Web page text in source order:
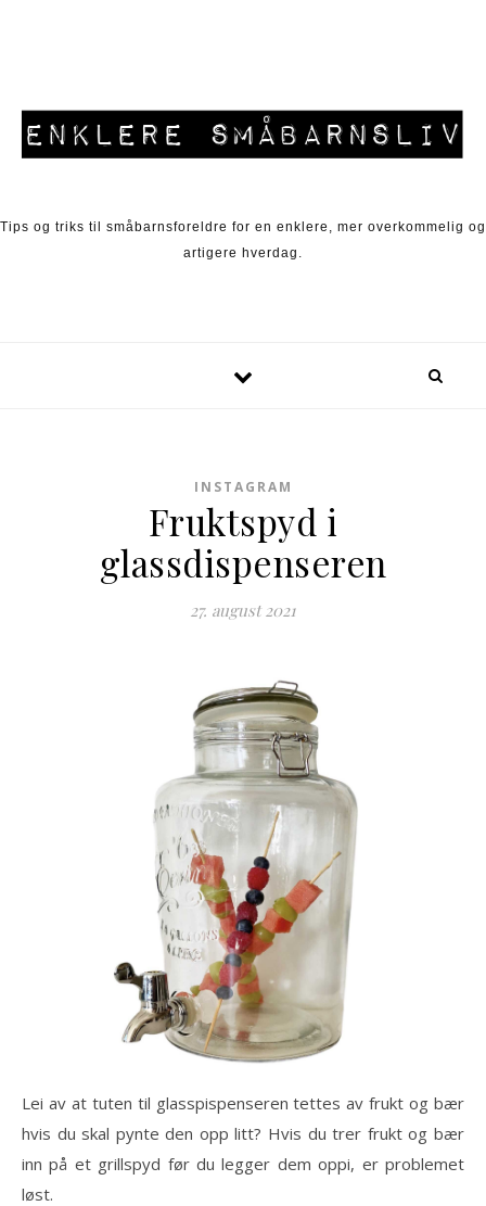
Tips og triks til småbarnsforeldre for en enklere, mer overkommelig og
artigere hverdag.
INSTAGRAM
Fruktspyd i
glassdispenseren
27. august 2021
Lei av at tuten til glasspispenseren tettes av frukt og bær
hvis du skal pynte den opp litt? Hvis du trer frukt og bær
inn på et grillspyd før du legger dem oppi, er problemet
løst.